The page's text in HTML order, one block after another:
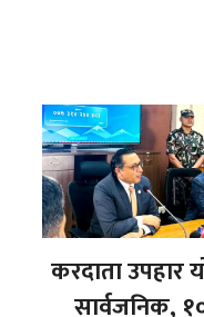
करदाता उपहार
सार्वजनिक,